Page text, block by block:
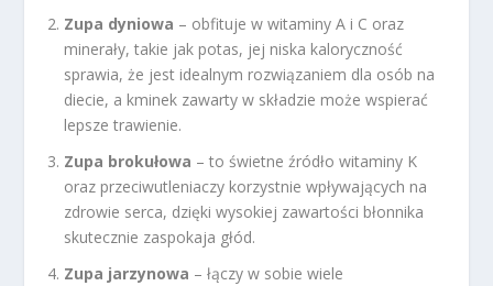
Zupa dyniowa – obfituje w witaminy A i C oraz
minerały, takie jak potas, jej niska kaloryczność
sprawia, że jest idealnym rozwiązaniem dla osób na
diecie, a kminek zawarty w składzie może wspierać
lepsze trawienie.
Zupa brokułowa – to świetne źródło witaminy K
oraz przeciwutleniaczy korzystnie wpływających na
zdrowie serca, dzięki wysokiej zawartości błonnika
skutecznie zaspokaja głód.
Zupa jarzynowa – łączy w sobie wiele